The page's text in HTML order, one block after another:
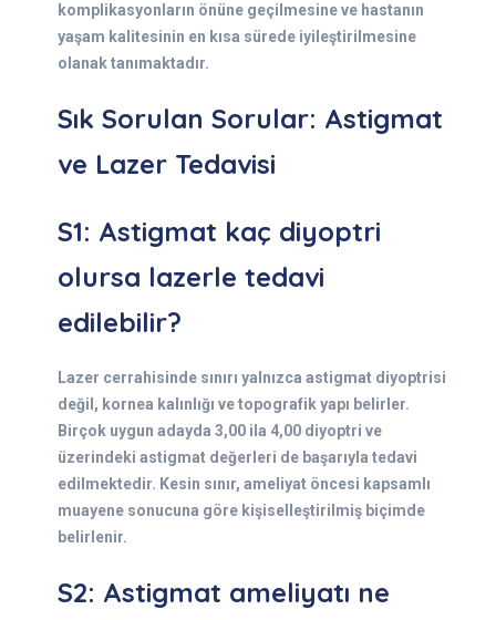
komplikasyonların önüne geçilmesine ve hastanın
yaşam kalitesinin en kısa sürede iyileştirilmesine
olanak tanımaktadır.
Sık Sorulan Sorular: Astigmat
ve Lazer Tedavisi
S1: Astigmat kaç diyoptri
olursa lazerle tedavi
edilebilir?
Lazer cerrahisinde sınırı yalnızca astigmat diyoptrisi
değil, kornea kalınlığı ve topografik yapı belirler.
Birçok uygun adayda 3,00 ila 4,00 diyoptri ve
üzerindeki astigmat değerleri de başarıyla tedavi
edilmektedir. Kesin sınır, ameliyat öncesi kapsamlı
muayene sonucuna göre kişiselleştirilmiş biçimde
belirlenir.
S2: Astigmat ameliyatı ne